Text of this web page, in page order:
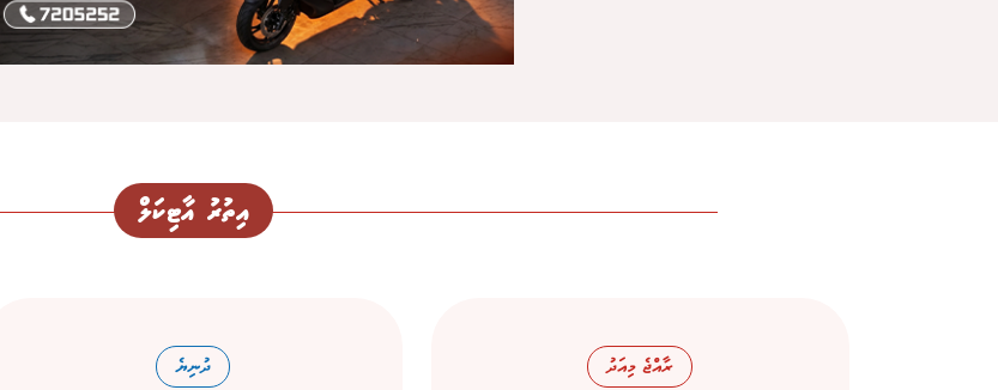
އިތުރު އާޓިކަލް
ރާއްޖެ މިއަދު ދުނިޔެ